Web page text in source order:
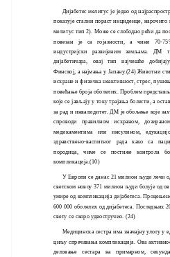
Дијабетес мелитус је једно од
показује стални пораст инциденце,
мелитус тип 2). Може се слободно рећи да
повезан је са гојазности, а чини 70-
индустријски развијеним земљама.
дијабетичара, овај тип најчешће
Финској, а најмања у Јапану.(24) Животни
исхране и физичка неактивност, стрес,
повећање броја оболелих. Проблем
које се јављају у току трајања болести, а
за рад и инвалидитет. ДМ је обољење које
спроводи правилном исхраном,
медикаментима или инсулином,
здравствено-васпитног рада како са
породица, чиме се постиже контрола
компликација.(10)
У Европи се данас 21 милион људи лечи
светском новоу 371 милион људи болује од
умире од компликација дијабетеса.
600 000 оболелих од дијабетеса. Последњих
свету се скоро удвостручио. (24)
Медицинска сестра има значајну улогу у
циљу спречавања компликација. Ова
деловање сестара на примарном,